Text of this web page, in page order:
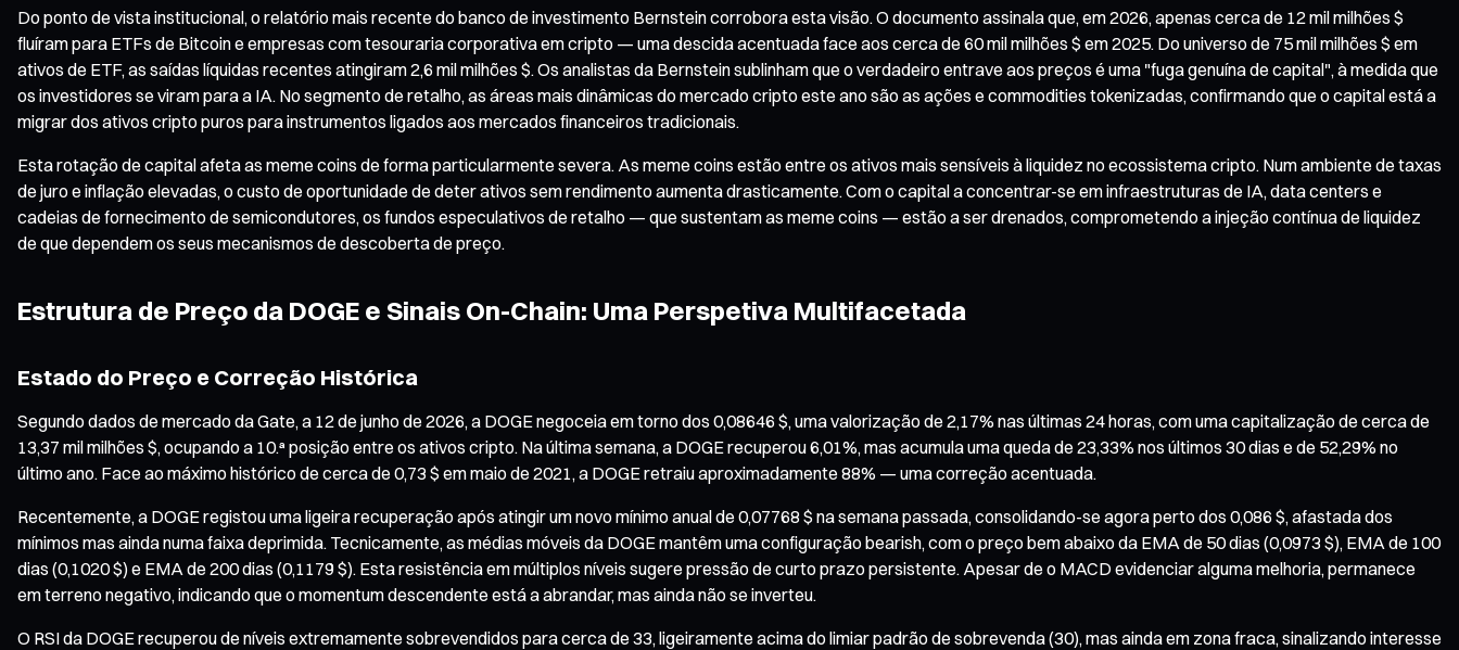
Do ponto de vista institucional, o relatório mais recente do banco de investimento Bernstein corrobora esta visão. O documento assinala que, em 2026, apenas cerca de 12 mil milhões $
fluíram para ETFs de Bitcoin e empresas com tesouraria corporativa em cripto — uma descida acentuada face aos cerca de 60 mil milhões $ em 2025. Do universo de 75 mil milhões $ em
ativos de ETF, as saídas líquidas recentes atingiram 2,6 mil milhões $. Os analistas da Bernstein sublinham que o verdadeiro entrave aos preços é uma "fuga genuína de capital", à medida que
os investidores se viram para a IA. No segmento de retalho, as áreas mais dinâmicas do mercado cripto este ano são as ações e commodities tokenizadas, confirmando que o capital está a
migrar dos ativos cripto puros para instrumentos ligados aos mercados financeiros tradicionais.
Esta rotação de capital afeta as meme coins de forma particularmente severa. As meme coins estão entre os ativos mais sensíveis à liquidez no ecossistema cripto. Num ambiente de taxas
de juro e inflação elevadas, o custo de oportunidade de deter ativos sem rendimento aumenta drasticamente. Com o capital a concentrar-se em infraestruturas de IA, data centers e
cadeias de fornecimento de semicondutores, os fundos especulativos de retalho — que sustentam as meme coins — estão a ser drenados, comprometendo a injeção contínua de liquidez
de que dependem os seus mecanismos de descoberta de preço.
Estrutura de Preço da DOGE e Sinais On-Chain: Uma Perspetiva Multifacetada
Estado do Preço e Correção Histórica
Segundo dados de mercado da Gate, a 12 de junho de 2026, a DOGE negoceia em torno dos 0,08646 $, uma valorização de 2,17% nas últimas 24 horas, com uma capitalização de cerca de
13,37 mil milhões $, ocupando a 10.ª posição entre os ativos cripto. Na última semana, a DOGE recuperou 6,01%, mas acumula uma queda de 23,33% nos últimos 30 dias e de 52,29% no
último ano. Face ao máximo histórico de cerca de 0,73 $ em maio de 2021, a DOGE retraiu aproximadamente 88% — uma correção acentuada.
Recentemente, a DOGE registou uma ligeira recuperação após atingir um novo mínimo anual de 0,07768 $ na semana passada, consolidando-se agora perto dos 0,086 $, afastada dos
mínimos mas ainda numa faixa deprimida. Tecnicamente, as médias móveis da DOGE mantêm uma configuração bearish, com o preço bem abaixo da EMA de 50 dias (0,0973 $), EMA de 100
dias (0,1020 $) e EMA de 200 dias (0,1179 $). Esta resistência em múltiplos níveis sugere pressão de curto prazo persistente. Apesar de o MACD evidenciar alguma melhoria, permanece
em terreno negativo, indicando que o momentum descendente está a abrandar, mas ainda não se inverteu.
O RSI da DOGE recuperou de níveis extremamente sobrevendidos para cerca de 33, ligeiramente acima do limiar padrão de sobrevenda (30), mas ainda em zona fraca, sinalizando interesse